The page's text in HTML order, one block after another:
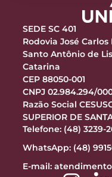
SEDE SC 401
Rodovia José Carlos
Santo Antônio de
Catarina
CEP 88050-001
CNPJ 02.984.294/
Razão Social
SUPERIOR DE
Telefone: (48) 3239-
WhatsApp: (48)
E-mail: